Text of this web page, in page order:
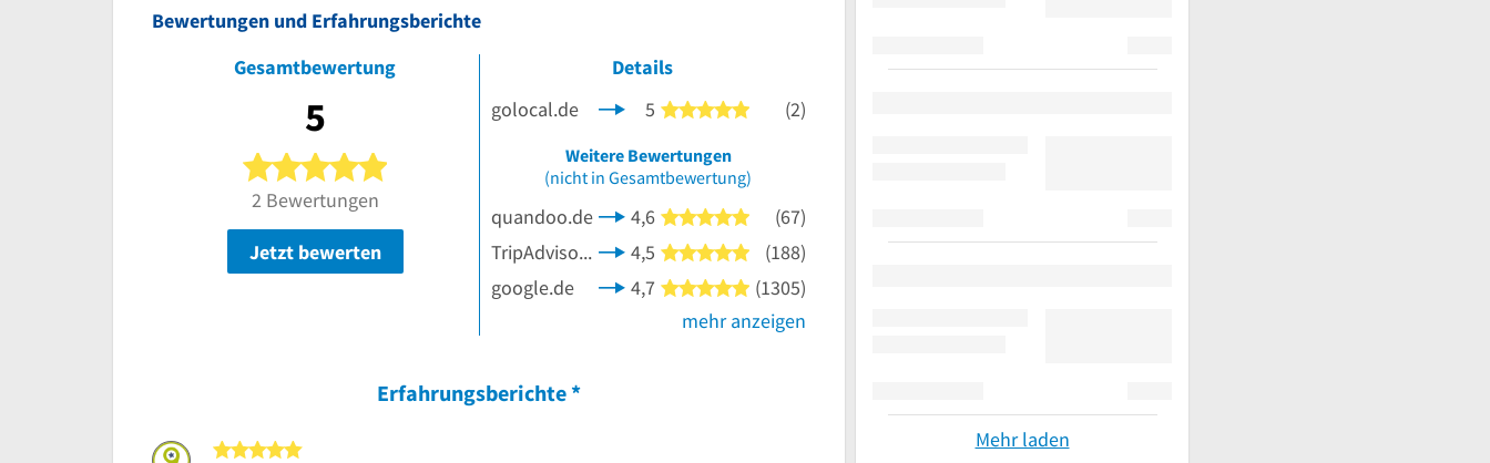
Bewertungen und Erfahrungsberichte
Gesamtbewertung
5
5 von 5 Sternen
2 Bewertungen
Jetzt bewerten
Details
golocal.de
5 5 von 5 Sternen
(2)
Weitere Bewertungen
(nicht in Gesamtbewertung)
quandoo.de 4,6 5 von 5 Sternen
(67)
TripAdvisor.de
4,5 5 von 5 Sternen
(188)
google.de
4,7 5 von 5 Sternen
(1305)
mehr anzeigen
Erfahrungsberichte *
Mehr laden